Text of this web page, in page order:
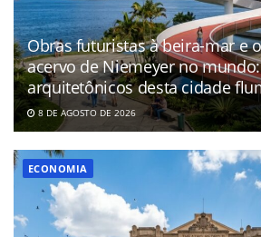
Obras futuristas à beira-mar e
acervo de Niemeyer no
arquitetônicos desta cidade
8 DE AGOSTO DE 2026
ECONOMIA